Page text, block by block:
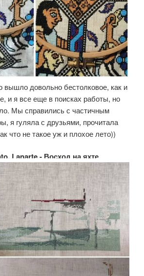
вышло довольно бестолковое, как и
и я все еще в поисках работы, но
Мы справились с частичным
я гуляла с друзьями, прочитала
что не такое уж и плохое лето))
Lanarte - Восход на яхте